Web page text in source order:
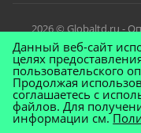
2026 © Globaltd.ru -
Данный веб-сайт
целях
пользовательского
Продолжая
соглашаетесь с
файлов. Для
информации см.